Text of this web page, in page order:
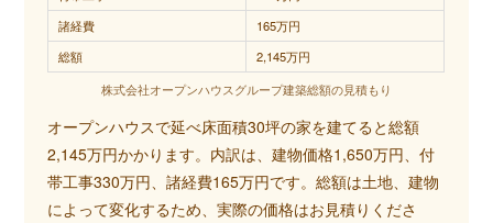
諸経費
165万円
総額
2,145万円
株式会社オープンハウスグループ建築総額の見積もり
オープンハウスで延べ床面積30坪の家を建てると総額
2,145万円かかります。内訳は、建物価格1,650万円、付
帯工事330万円、諸経費165万円です。総額は土地、建物
によって変化するため、実際の価格はお見積りくださ